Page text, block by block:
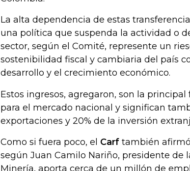
La alta dependencia de estas
una política que suspenda la actividad o
sector, según el Comité, represente un
sostenibilidad fiscal y cambiaria del país
desarrollo y el crecimiento económico.
Estos ingresos, agregaron, son la
para el mercado nacional y significan
exportaciones y 20% de la inversión
Como si fuera poco, el Carf también
según Juan Camilo Nariño, presidente de
Minería, aporta cerca de un millón de